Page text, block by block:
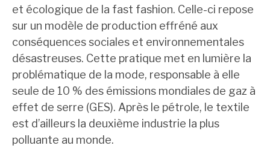
et écologique de la fast fashion. Celle-ci repose
sur un modèle de production effréné aux
conséquences sociales et environnementales
désastreuses. Cette pratique met en lumière la
problématique de la mode, responsable à elle
seule de 10 % des émissions mondiales de gaz à
effet de serre (GES). Après le pétrole, le textile
est d’ailleurs la deuxième industrie la plus
polluante au monde.